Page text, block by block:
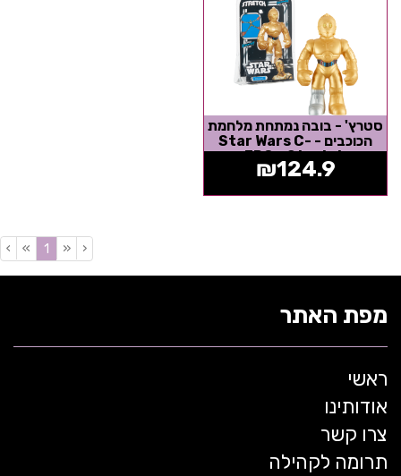
סטרץ' - בובה נמתחת מלחמת
הכוכבים - Star Wars C-
3PO - Stretch
₪124.9
‹
«
1
»
›
מפת האתר
ראשי
אודותינו
צרו קשר
תרומה לקהילה